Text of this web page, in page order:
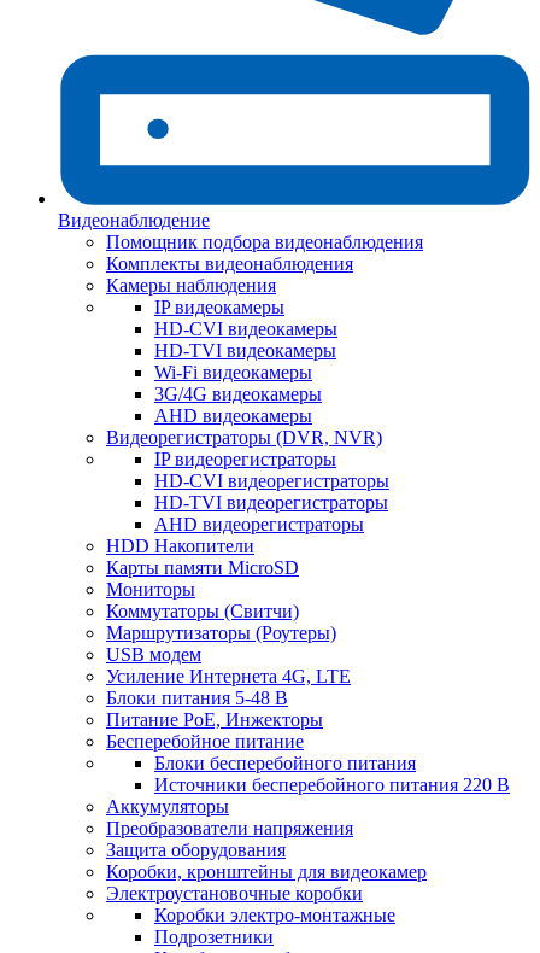
Видеонаблюдение
Помощник подбора видеонаблюдения
Комплекты видеонаблюдения
Камеры наблюдения
IP видеокамеры
HD-CVI видеокамеры
HD-TVI видеокамеры
Wi-Fi видеокамеры
3G/4G видеокамеры
AHD видеокамеры
Видеорегистраторы (DVR, NVR)
IP видеорегистраторы
HD-CVI видеорегистраторы
HD-TVI видеорегистраторы
AHD видеорегистраторы
HDD Накопители
Карты памяти MicroSD
Мониторы
Коммутаторы (Свитчи)
Маршрутизаторы (Роутеры)
USB модем
Усиление Интернета 4G, LTE
Блоки питания 5-48 В
Питание PoE, Инжекторы
Бесперебойное питание
Блоки бесперебойного питания
Источники бесперебойного питания 220 В
Аккумуляторы
Преобразователи напряжения
Защита оборудования
Коробки, кронштейны для видеокамер
Электроустановочные коробки
Коробки электро-монтажные
Подрозетники